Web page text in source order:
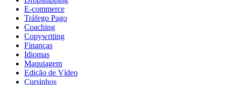
E-commerce
Tráfego Pago
Coaching
Copywriting
Finanças
Idiomas
Maquiagem
Edição de Vídeo
Cursinhos